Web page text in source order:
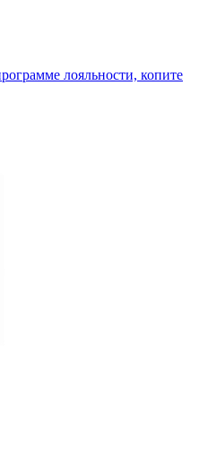
лояльности, копите